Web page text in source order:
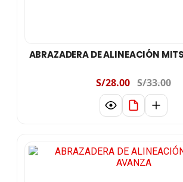
ABRAZADERA DE ALINEACIÓN
S/28.00 S/33.00